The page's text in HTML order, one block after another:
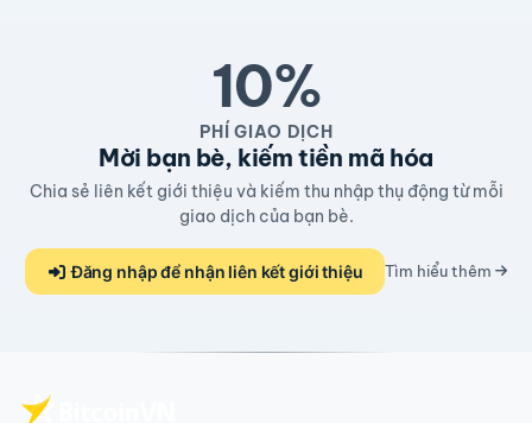
10%
PHÍ GIAO DỊCH
Mời bạn bè, kiếm tiền mã hóa
Chia sẻ liên kết giới thiệu và kiếm thu nhập thụ động từ mỗi
giao dịch của bạn bè.
Đăng nhập để nhận liên kết giới thiệu Tìm hiểu thêm